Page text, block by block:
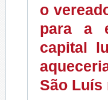
o
para a
capital
São Luís